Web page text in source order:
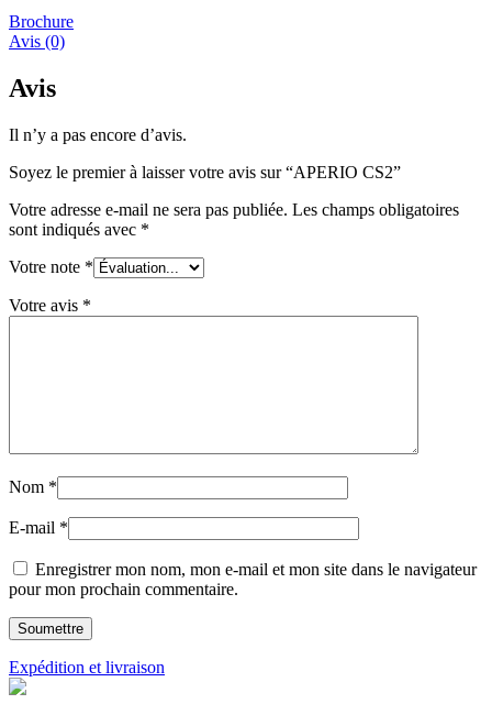
Brochure
Avis (0)
Avis
Il n’y a pas encore d’avis.
Soyez le premier à laisser votre avis sur “APERIO CS2”
Votre adresse e-mail ne sera pas publiée. Les champs obligatoires
sont indiqués avec *
Votre note *
Votre avis *
Nom *
E-mail *
Enregistrer mon nom, mon e-mail et mon site dans le navigateur
pour mon prochain commentaire.
Expédition et livraison